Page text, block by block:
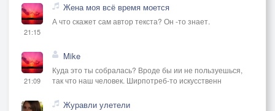
21:15
Жена моя всё время моется
А что скажет сам автор текста? Он -то знает.
21:09
Mike
Куда это ты собралась? Вроде бы ии не пользуешься,
так что наш человек. Ширпотреб-то искусственн
Журавли улетели